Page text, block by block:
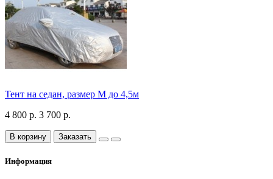
Тент на седан, размер М до 4,5м
4 800 р. 3 700 р.
В корзину Заказать
Информация